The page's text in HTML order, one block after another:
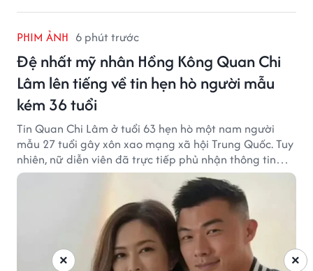
PHIM ẢNH 6 phút trước
Đệ nhất mỹ nhân Hồng Kông Quan Chi
Lâm lên tiếng về tin hẹn hò người mẫu
kém 36 tuổi
Tin Quan Chi Lâm ở tuổi 63 hẹn hò một nam người
mẫu 27 tuổi gây xôn xao mạng xã hội Trung Quốc. Tuy
nhiên, nữ diễn viên đã trực tiếp phủ nhận thông tin
này.
×
×